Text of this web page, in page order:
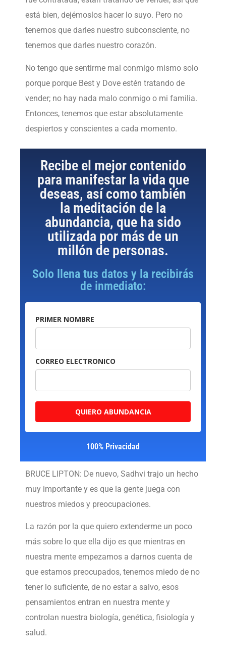
está bien, dejémoslos hacer lo suyo. Pero no
tenemos que darles nuestro subconsciente, no
tenemos que darles nuestro corazón.
No tengo que sentirme mal conmigo mismo solo
porque porque Best y Dove estén tratando de
vender; no hay nada malo conmigo o mi familia.
Entonces, tenemos que estar absolutamente
despiertos y conscientes a cada momento.
Recibe el mejor contenido
para manifestar la vida que
deseas, así como también
la meditación de la
abundancia, que ha sido
utilizada por más de un
millón de personas.
Solo llena tus datos y la recibirás
de inmediato:
PRIMER NOMBRE
CORREO ELECTRONICO
QUIERO ABUNDANCIA
100% Privacidad
BRUCE LIPTON: De nuevo, Sadhvi trajo un hecho
muy importante y es que la gente juega con
nuestros miedos y preocupaciones.
La razón por la que quiero extenderme un poco
más sobre lo que ella dijo es que mientras en
nuestra mente empezamos a darnos cuenta de
que estamos preocupados, tenemos miedo de no
tener lo suficiente, de no estar a salvo, esos
pensamientos entran en nuestra mente y
controlan nuestra biología, genética, fisiología y
salud.